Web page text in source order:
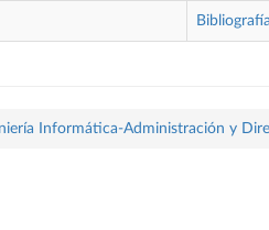
Bibliografía
Informática-Administración y